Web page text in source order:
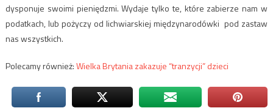
dysponuje swoimi pieniędzmi. Wydaje tylko te, które zabierze nam w
podatkach, lub pożyczy od lichwiarskiej międzynarodówki pod zastaw
nas wszystkich.
Polecamy również:Wielka Brytania zakazuje “tranzycji” dzieci